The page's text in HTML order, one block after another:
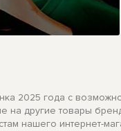
2025 года с
на другие товары
нашего интернет-